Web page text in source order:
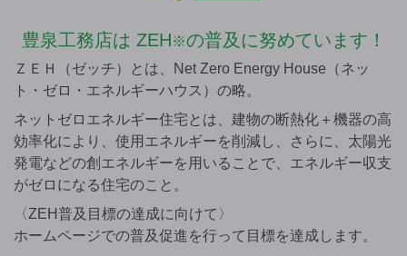
豊泉工務店は ZEH※の普及に努めています！
ＺＥＨ（ゼッチ）とは、Net Zero Energy House（ネッ
ト・ゼロ・エネルギーハウス）の略。
ネットゼロエネルギー住宅とは、建物の断熱化＋機器の高
効率化により、使用エネルギーを削減し、さらに、太陽光
発電などの創エネルギーを用いることで、エネルギー収支
がゼロになる住宅のこと。
〈ZEH普及目標の達成に向けて〉
ホームページでの普及促進を行って目標を達成します。